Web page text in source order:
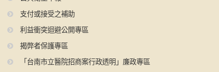
支付或接受之補助
利益衝突迴避公開專區
揭弊者保護專區
「台南市立醫院招商案行政透明」廉政專區